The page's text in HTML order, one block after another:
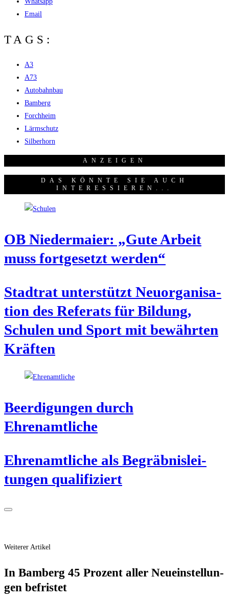
Email
TAGS:
A3
A73
Autobahnbau
Bamberg
Forchheim
Lärmschutz
Silberhorn
ANZEI­GEN
DAS KÖNNTE SIE AUCH
INTERESSIEREN...
OB Nie­der­mai­er: „Gute Arbeit
muss fort­ge­setzt werden“
Stadt­rat unter­stützt Neu­or­ga­ni­sa­
ti­on des Refe­rats für Bil­dung,
Schu­len und Sport mit bewähr­ten
Kräften
Beer­di­gun­gen durch
Ehrenamtliche
Ehren­amt­li­che als Begräb­nis­lei­
tun­gen qualifiziert
Weiterer Artikel
In Bam­berg 45 Pro­zent aller Neu­ein­stel­lun­
gen befristet